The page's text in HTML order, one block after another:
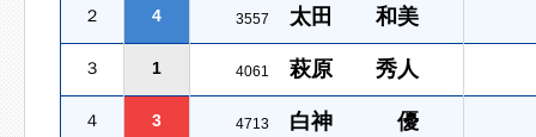
２ 4 3557 太田 和美
３ 1 4061 萩原 秀人
４ 3 4713 白神 優